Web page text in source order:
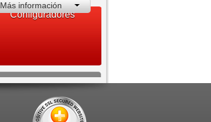
Configuradores
Más información